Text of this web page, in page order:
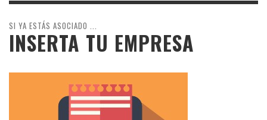
SI YA ESTÁS ASOCIADO ...
INSERTA TU EMPRESA